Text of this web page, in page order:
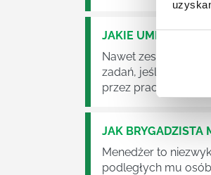
JAKIE
Nawet zespół
zadań, jeśli
przez pracowników.
JAK BRYGADZISTA
Menedżer to
podległych mu